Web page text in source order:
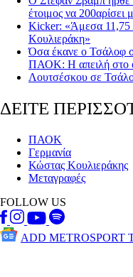
έτοιμος να
Kicker: «Άμεσα 11,75
Κουλιεράκη»
Όσα έκανε ο Τσάλοφ
ΠΑΟΚ: Η απειλή στο
Λουτσέσκου σε
ΔΕΙΤΕ
ΠΑΟΚ
Γερμανία
Κώστας Κουλιεράκης
Μεταγραφές
FOLLOW US
ADD METROSPORT